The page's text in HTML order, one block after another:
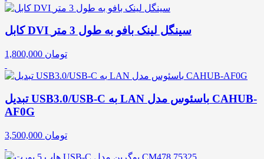
کابل DVI سینگل لینک بافو به طول 3 متر
1,800,000 تومان
تبدیل USB3.0/USB-C به LAN باسئوس مدل CAHUB-
AF0G
3,500,000 تومان